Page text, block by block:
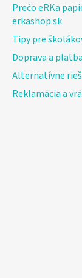
Prečo eRKa
erkashop.sk
Tipy pre
Doprava a platba
Alternatívne
Reklamácia a